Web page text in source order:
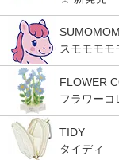
スモモモモ
FLOWER
フラワーコ
TIDY
タイディ